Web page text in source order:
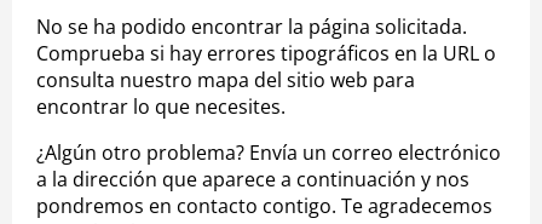
No se ha podido encontrar la página solicitada.
Comprueba si hay errores tipográficos en la URL o
consulta nuestro mapa del sitio web para
encontrar lo que necesites.
¿Algún otro problema? Envía un correo electrónico
a la dirección que aparece a continuación y nos
pondremos en contacto contigo. Te agradecemos